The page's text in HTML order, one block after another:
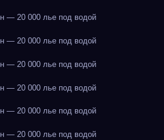
— 20 000 лье под водой
— 20 000 лье под водой
— 20 000 лье под водой
— 20 000 лье под водой
— 20 000 лье под водой
— 20 000 лье под водой